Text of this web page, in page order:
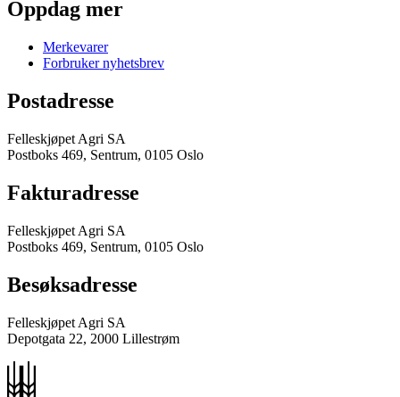
Oppdag mer
Merkevarer
Forbruker nyhetsbrev
Postadresse
Felleskjøpet Agri SA
Postboks 469, Sentrum, 0105 Oslo
Fakturadresse
Felleskjøpet Agri SA
Postboks 469, Sentrum, 0105 Oslo
Besøksadresse
Felleskjøpet Agri SA
Depotgata 22, 2000 Lillestrøm